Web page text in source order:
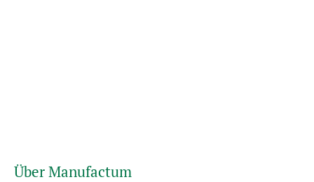
Über Manufactum